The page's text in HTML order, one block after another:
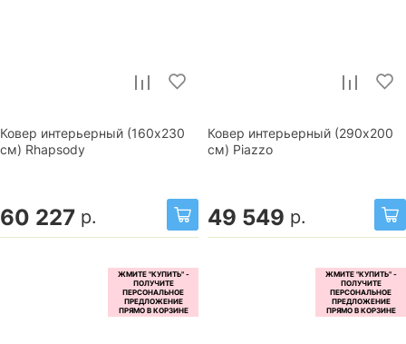
Ковер интерьерный (160x230
см) Rhapsody
60 227 р.
Ковер интерьерный (290x200
см) Piazzo
49 549 р.